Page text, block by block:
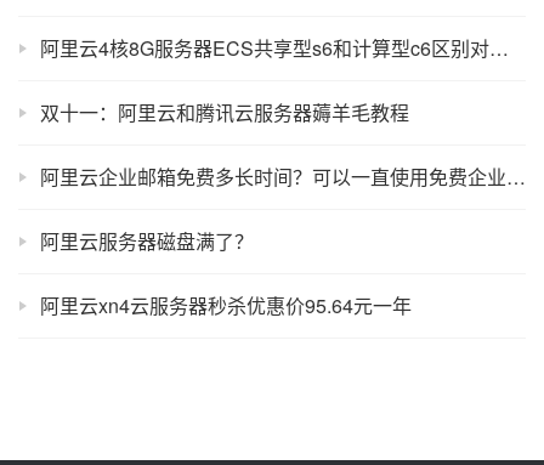
阿里云4核8G服务器ECS共享型s6和计算型c6区别对比及选择方法
双十一：阿里云和腾讯云服务器薅羊毛教程
阿里云企业邮箱免费多长时间？可以一直使用免费企业邮箱吗？
阿里云服务器磁盘满了？
阿里云xn4云服务器秒杀优惠价95.64元一年